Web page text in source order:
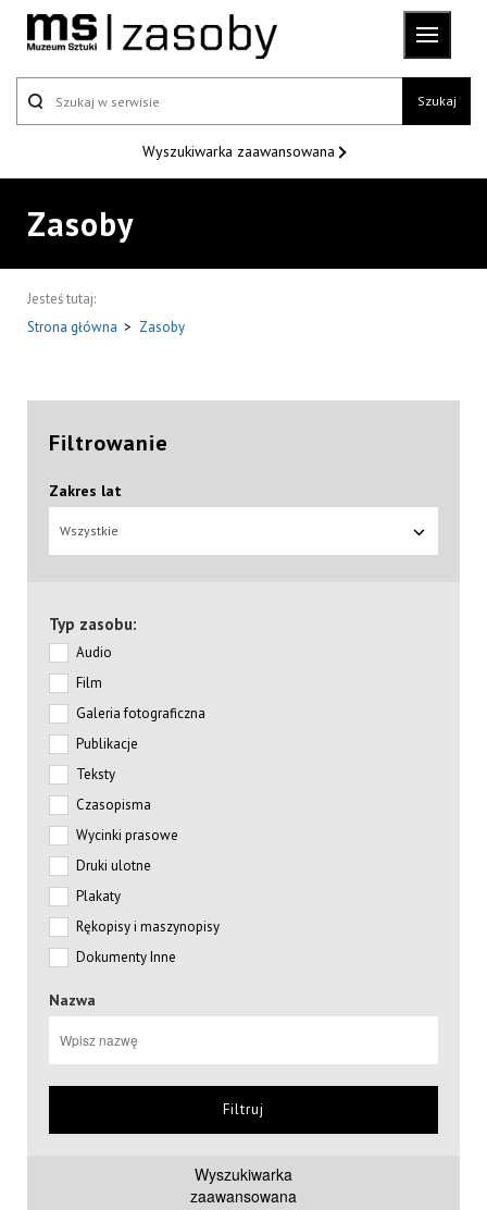
Szukaj
Wyszukiwarka zaawansowana
Zasoby
Jesteś tutaj:
Strona główna > Zasoby
Filtrowanie
Zakres lat
Wszystkie
Typ zasobu:
Audio
Film
Galeria fotograficzna
Publikacje
Teksty
Czasopisma
Wycinki prasowe
Druki ulotne
Plakaty
Rękopisy i maszynopisy
Dokumenty Inne
Nazwa
Filtruj
Wyszukiwarka
zaawansowana